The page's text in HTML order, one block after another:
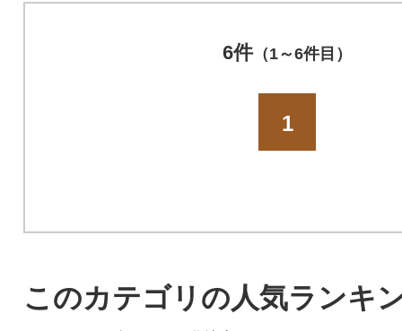
6件（1～6件目）
1
このカテゴリの人気ランキ